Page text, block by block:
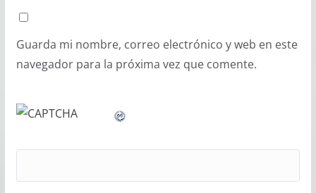
Guarda mi nombre, correo electrónico y web en este
navegador para la próxima vez que comente.